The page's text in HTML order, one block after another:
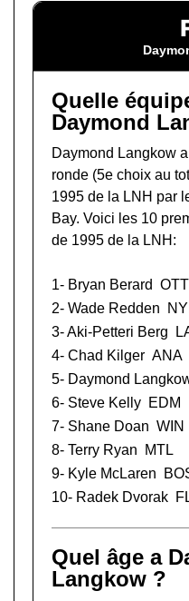
Quelle
Daymond
Daymond Langkow
ronde (5e choix au
1995 de la LNH par
Bay. Voici les 10
de 1995 de la LNH:
1- Bryan Berard OTT
2- Wade Redden
NYI
3-Aki-Petteri Berg
4- Chad Kilger ANA
5- Daymond
6- Steve Kelly EDM
7- Shane Doan WIN
8- Terry Ryan
MTL
9- Kyle McLaren
10- Radek Dvorak
Quel âge a
Langkow ?